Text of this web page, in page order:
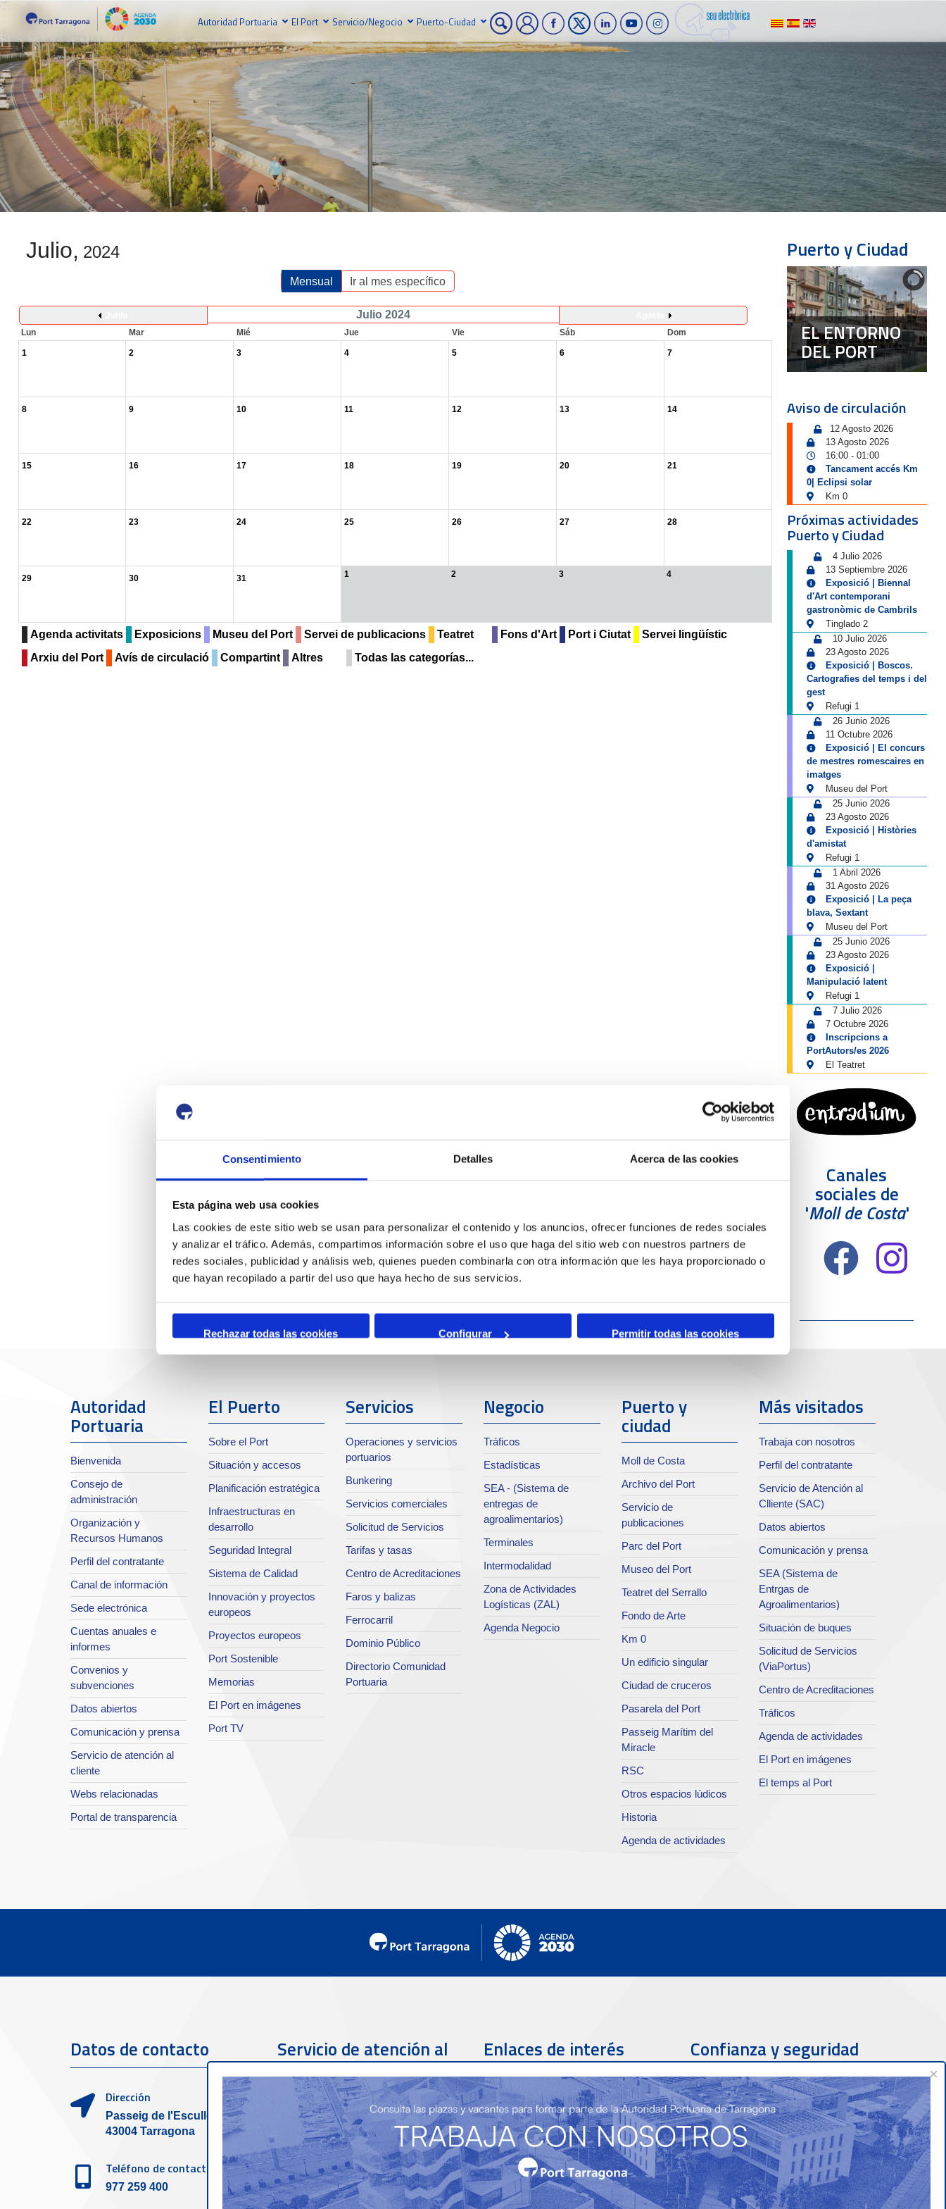
Consentimiento Detalles Acerca de las cookies
Esta página web usa cookies
Las cookies de este sitio web se usan para personalizar el contenido y los anuncios, ofrecer funciones de redes sociales
y analizar el tráfico. Además, compartimos información sobre el uso que haga del sitio web con nuestros partners de
redes sociales, publicidad y análisis web, quienes pueden combinarla con otra información que les haya proporcionado o
que hayan recopilado a partir del uso que haya hecho de sus servicios.
Rechazar todas las cookies Configurar Permitir todas las cookies
Autoridad Portuaria El Port Servicio/Negocio Puerto-Ciudad
Julio, 2024
Mensual Ir al mes específico
Julio 2024
Lun
Mar Mié Jue Vie Sáb Dom
1 2 3 4 5 6 7
8 9 10 11 12 13 14
15 16 17 18 19 20 21
22 23 24 25 26 27 28
29 30 31 1 2 3 4
Agenda activitats Exposicions Museu del Port Servei de publicacions Teatret Fons d'Art Port i Ciutat
Servei lingüístic
Arxiu del Port
Avís de circulació Compartint Altres Todas las categorías...
Puerto y Ciudad
EL ENTORNO
DEL PORT
Aviso de circulación
12 Agosto 2026
13 Agosto 2026
16:00- 01:00
Tancament accés Km
0| Eclipsi solar
Km 0
Próximas actividades
Puerto y Ciudad
4 Julio 2026
13 Septiembre 2026
Exposició | Biennal
d'Art contemporani
gastronòmic de Cambrils
Tinglado 2
10 Julio 2026
23 Agosto 2026
Exposició | Boscos.
Cartografies del temps i del
gest
Refugi 1
26 Junio 2026
11 Octubre 2026
Exposició | El concurs
de mestres romescaires en
imatges
Museu del Port
25 Junio 2026
23 Agosto 2026
Exposició | Històries
d'amistat
Refugi 1
1 Abril 2026
31 Agosto 2026
Exposició | La peça
blava, Sextant
Museu del Port
25 Junio 2026
23 Agosto 2026
Exposició |
Manipulació latent
Refugi 1
7 Julio 2026
7 Octubre 2026
Inscripcions a
PortAutors/es 2026
El Teatret
Canales
sociales de
'Moll de Costa'
Autoridad
Portuaria
Bienvenida
Consejo de
administración
Organización y
Recursos Humanos
Perfil del contratante
Canal de información
Sede electrónica
Cuentas anuales e
informes
Convenios y
subvenciones
Datos abiertos
Comunicación y prensa
Servicio de atención al
cliente
Webs relacionadas
Portal de transparencia
El Puerto
Sobre el Port
Situación y accesos
Planificación estratégica
Infraestructuras en
desarrollo
Seguridad Integral
Sistema de Calidad
Innovación y proyectos
europeos
Proyectos europeos
Port Sostenible
Memorias
El Port en imágenes
Port TV
Servicios
Operaciones y servicios
portuarios
Bunkering
Servicios comerciales
Solicitud de Servicios
Tarifas y tasas
Centro de Acreditaciones
Faros y balizas
Ferrocarril
Dominio Público
Directorio Comunidad
Portuaria
Negocio
Tráficos
Estadísticas
SEA - (Sistema de
entregas de
agroalimentarios)
Terminales
Intermodalidad
Zona de Actividades
Logísticas (ZAL)
Agenda Negocio
Puerto y
ciudad
Moll de Costa
Archivo del Port
Servicio de
publicaciones
Parc del Port
Museo del Port
Teatret del Serrallo
Fondo de Arte
Km 0
Un edificio singular
Ciudad de cruceros
Pasarela del Port
Passeig Marítim del
Miracle
RSC
Otros espacios lúdicos
Historia
Agenda de actividades
Más visitados
Trabaja con nosotros
Perfil del contratante
Servicio de Atención al
Clliente (SAC)
Datos abiertos
Comunicación y prensa
SEA (Sistema de
Entrgas de
Agroalimentarios)
Situación de buques
Solicitud de Servicios
(ViaPortus)
Centro de Acreditaciones
Tráficos
Agenda de actividades
El Port en imágenes
El temps al Port
Datos de contacto
Dirección
Passeig de l'Escullera s/n,
43004 Tarragona
Teléfono de contacto
977 259 400
Servicio de atención al
cliente
Teléfono de contacto
977 259 462
Email de contacto
sac@porttarragona.cat
Enlaces de interés
Partners
Confianza y seguridad
×